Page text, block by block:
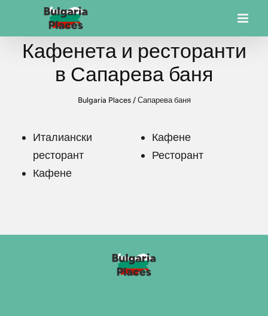
Кафенета и ресторанти
в Сапарева баня
Bulgaria Places/ Сапарева баня
Италиански
ресторант
Кафене
Кафене
Ресторант